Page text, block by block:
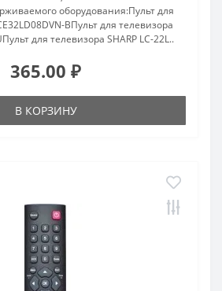
оборудования:Пульт для
BПульт для телевизора
для телевизора SHARP LC-22L..
365.00 ₽
В КОРЗИНУ